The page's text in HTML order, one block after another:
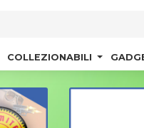
COLLEZIONABILI